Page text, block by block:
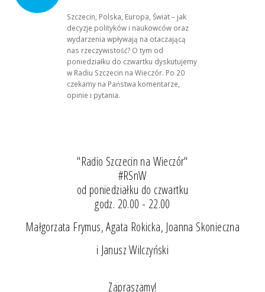
Szczecin, Polska, Europa, Świat – jak
decyzje polityków i naukowców oraz
wydarzenia wpływają na otaczającą
nas rzeczywistość? O tym od
poniedziałku do czwartku dyskutujemy
w Radiu Szczecin na Wieczór. Po 20
czekamy na Państwa komentarze,
opinie i pytania.
"Radio Szczecin na Wieczór"
#RSnW
od poniedziałku do czwartku
godz. 20.00 - 22.00
Małgorzata Frymus, Agata Rokicka, Joanna Skonieczna
i Janusz Wilczyński
Zapraszamy!